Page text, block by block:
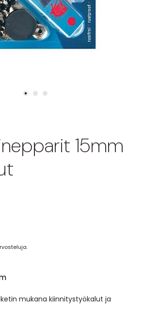
15mm
mukana kiinnitystyökalut ja